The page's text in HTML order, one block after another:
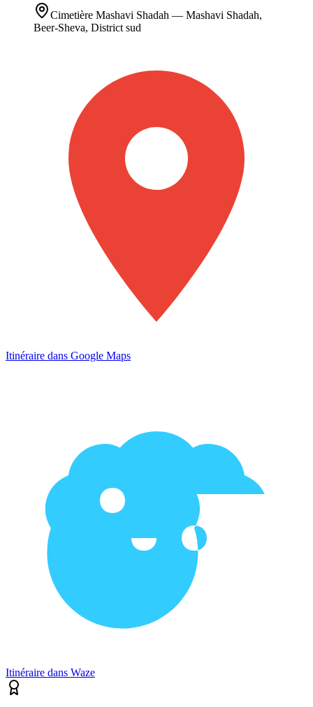
Cimetière Mashavi Shadah — Mashavi Shadah,
Beer-Sheva, District sud
Itinéraire dans Google Maps
Itinéraire dans Waze